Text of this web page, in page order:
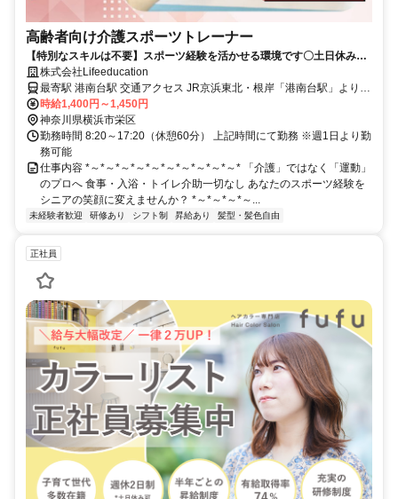
高齢者向け介護スポーツトレーナー
【特別なスキルは不要】スポーツ経験を活かせる環境です〇土日休み＆
残業ほぼなし！
株式会社Lifeeducation
最寄駅 港南台駅 交通アクセス JR京浜東北・根岸「港南台駅」よりバ
スで15分 JR各線・湘南モノレール・成田エクスプレス「大船駅」よ
りバスで15分 ※上記は勤務先のレコードブック横浜上郷へのアクセ
スです ※車通勤・バイク通勤・自転車通勤OK
時給1,400円～1,450円
神奈川県横浜市栄区
勤務時間 8:20～17:20（休憩60分） 上記時間にて勤務 ※週1日より勤
務可能
仕事内容 *～*～*～*～*～*～*～*～*～*～* 「介護」ではなく「運動」
のプロへ 食事・入浴・トイレ介助一切なし あなたのスポーツ経験を
シニアの笑顔に変えませんか？ *～*～*～*～...
未経験者歓迎 研修あり シフト制 昇給あり 髪型・髪色自由
正社員